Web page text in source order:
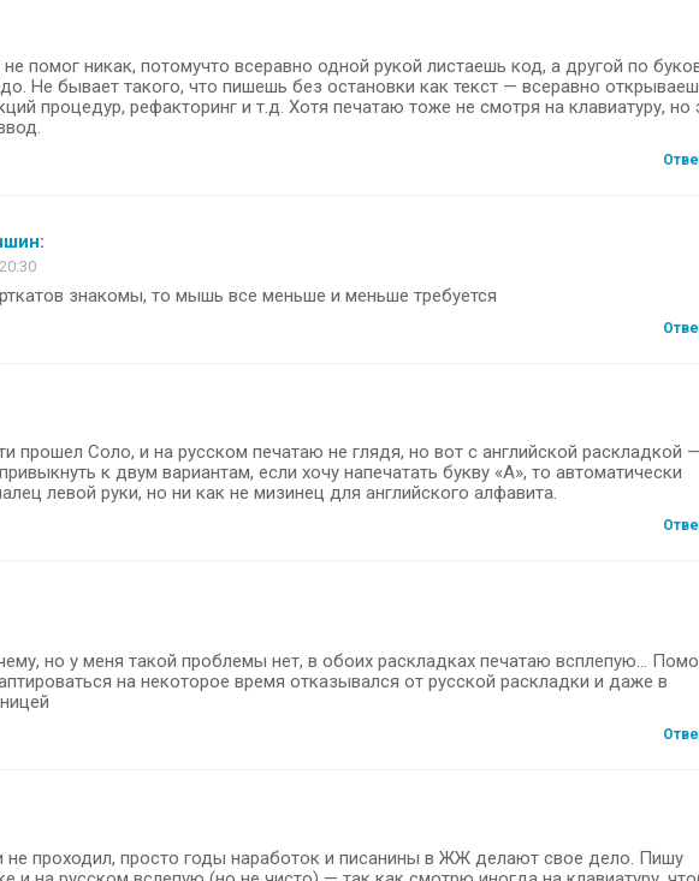
помог никак, потомучто всеравно одной рукой листаешь код, а другой по
Не бывает такого, что пишешь без остановки как текст — всеравно
процедур, рефакторинг и т.д. Хотя печатаю тоже не смотря на клавиатуру, но
:
знакомы, то мышь все меньше и меньше требуется
прошел Соло, и на русском печатаю не глядя, но вот с английской раскладкой —
к двум вариантам, если хочу напечатать букву «А», то автоматически
левой руки, но ни как не мизинец для английского алфавита.
но у меня такой проблемы нет, в обоих раскладках печатаю всплепую…
на некоторое время отказывался от русской раскладки и даже в
не проходил, просто годы наработок и писанины в ЖЖ делают свое дело. Пишу